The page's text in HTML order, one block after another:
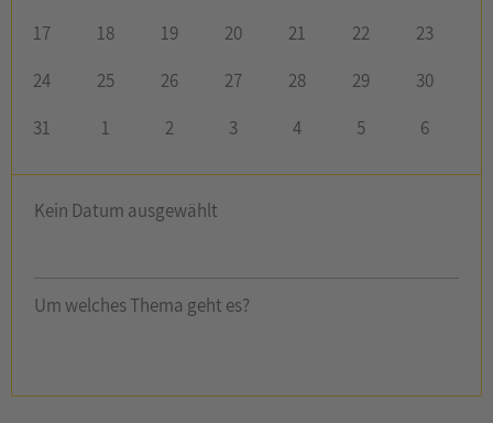
17
18 19 20 21 22
23
24
25 26 27 28 29
30
31
1 2 3 4 5 6
Kein Datum ausgewählt
Um welches Thema geht es?